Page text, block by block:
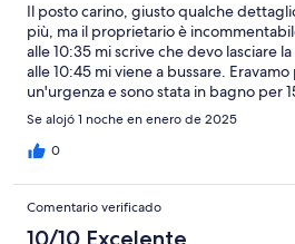
Il posto carino, giusto qualche
più, ma il proprietario è
alle 10:35 mi scrive che devo lasciare
alle 10:45 mi viene a bussare.
un'urgenza e sono stata in bagno per
dovendo affrontare un viaggio di 6
avere buonsenso e un minimo di
notare che sono in ritardo di 5 min con
cose...)Assurdo e scortese! Tra l'altro
residence di camere vuote! Il letto
minuscola. Non lo consiglio
Se alojó 1 noche en enero de 2025
0
Comentario verificado
10/10 Excelente